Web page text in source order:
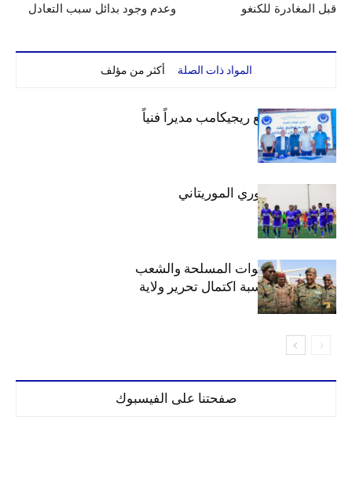
وعدم وجود بدائل سبب التعادل
قبل المغادرة للكنغو
المواد ذات الصلة أكثر من مؤلف
الهلال يتعاقد مع ريجيكامب مديراً فنياً
الهلال بطلاً للدوري الموريتاني
الهلال يهنئ القوات المسلحة والشعب
السوداني بمناسبة اكتمال تحرير ولاية
الخرطوم
صفحتنا على الفيسبوك